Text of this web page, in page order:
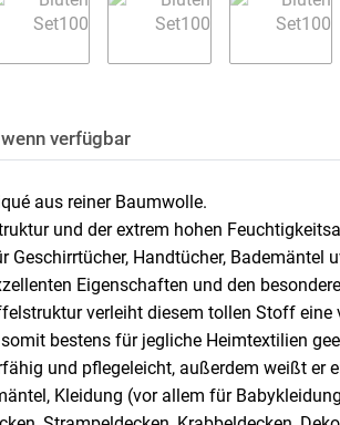
verfügbar
aus reiner Baumwolle.
und der extrem hohen
Handtücher, Bademäntel
Eigenschaften und den
verleiht diesem tollen Stoff eine
bestens für jegliche Heimtextilien
und pflegeleicht, außerdem weißt er
Kleidung (vor allem für